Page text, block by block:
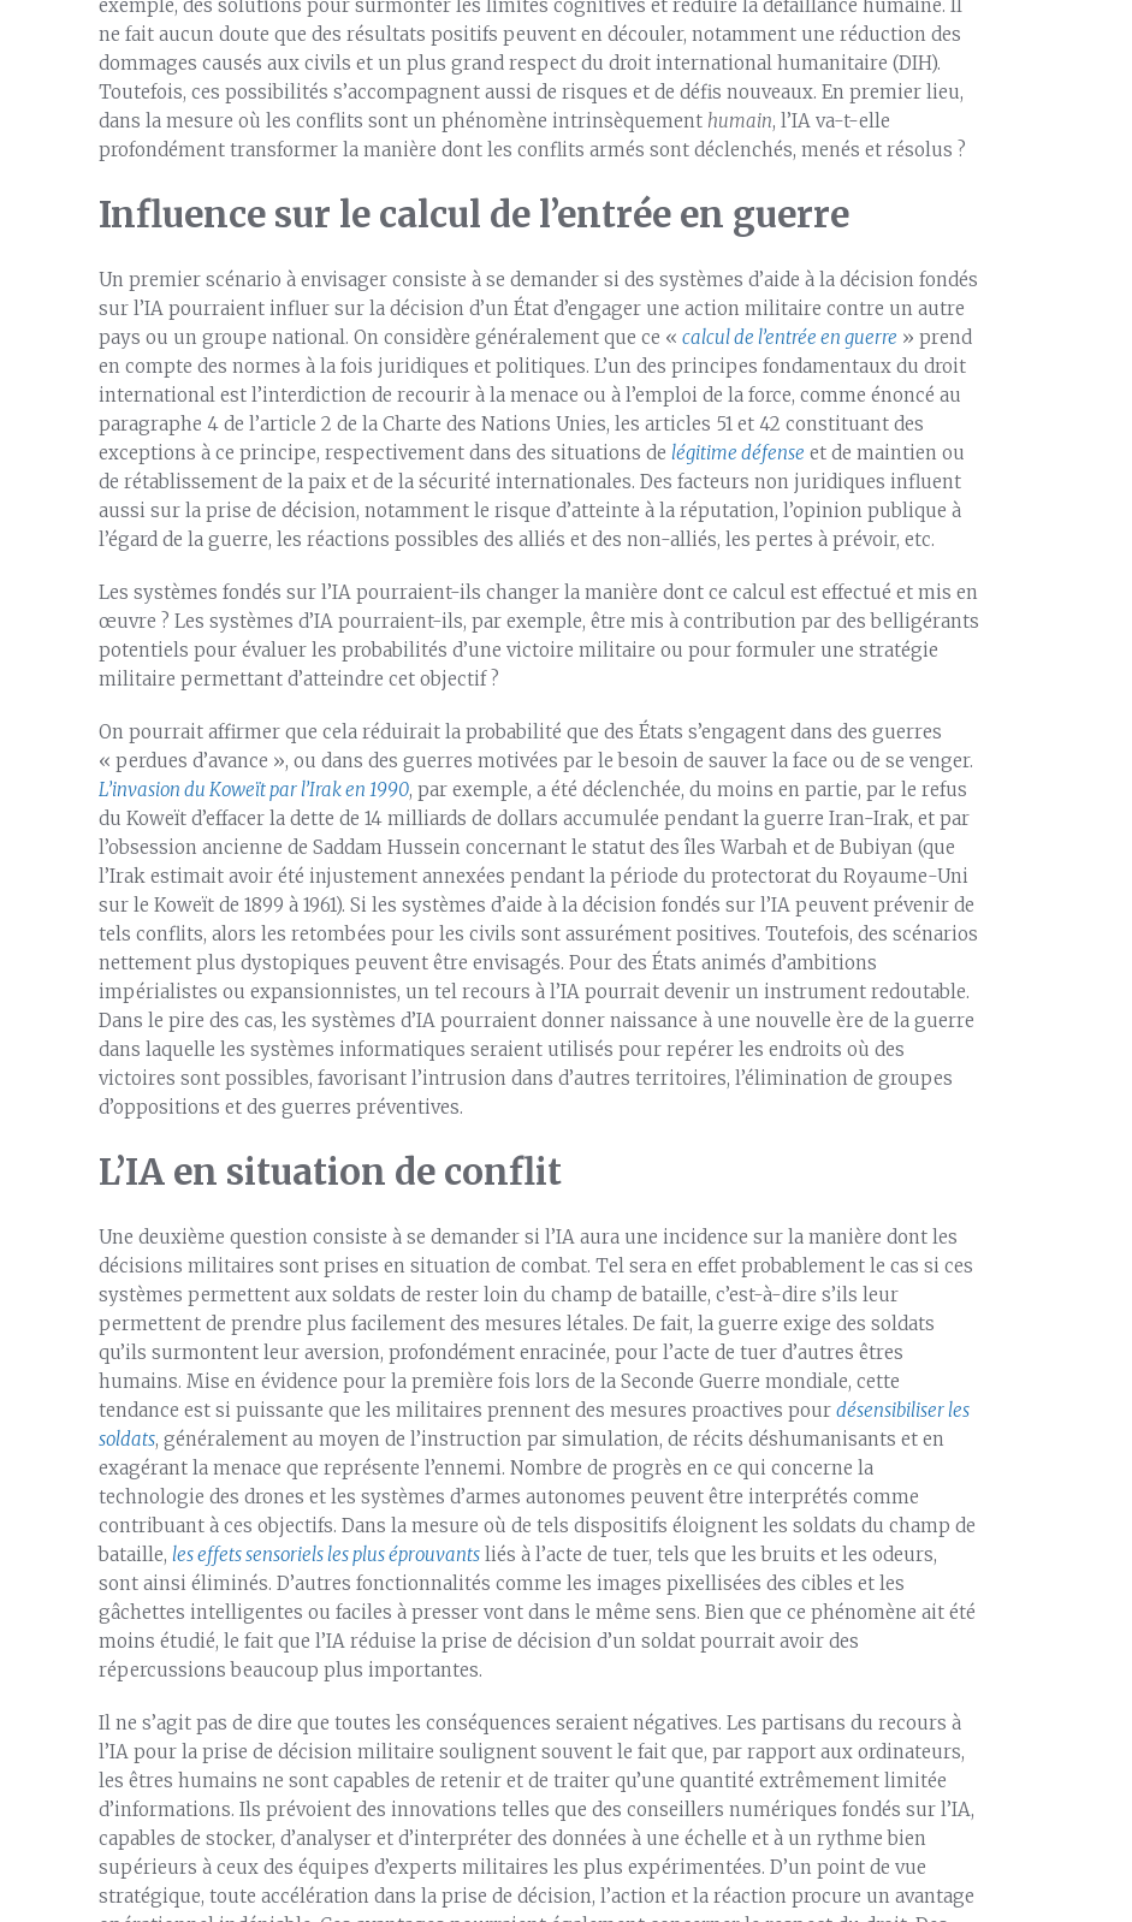
exemple, des solutions pour surmonter les limites cognitives et réduire la défaillance humaine. Il
ne fait aucun doute que des résultats positifs peuvent en découler, notamment une réduction des
dommages causés aux civils et un plus grand respect du droit international humanitaire (DIH).
Toutefois, ces possibilités s’accompagnent aussi de risques et de défis nouveaux. En premier lieu,
dans la mesure où les conflits sont un phénomène intrinsèquement humain, l’IA va-t-elle
profondément transformer la manière dont les conflits armés sont déclenchés, menés et résolus ?
Influence sur le calcul de l’entrée en guerre
Un premier scénario à envisager consiste à se demander si des systèmes d’aide à la décision fondés
sur l’IA pourraient influer sur la décision d’un État d’engager une action militaire contre un autre
pays ou un groupe national. On considère généralement que ce « calcul de l’entrée en guerre » prend
en compte des normes à la fois juridiques et politiques. L’un des principes fondamentaux du droit
international est l’interdiction de recourir à la menace ou à l’emploi de la force, comme énoncé au
paragraphe 4 de l’article 2 de la Charte des Nations Unies, les articles 51 et 42 constituant des
exceptions à ce principe, respectivement dans des situations de légitime défense et de maintien ou
de rétablissement de la paix et de la sécurité internationales. Des facteurs non juridiques influent
aussi sur la prise de décision, notamment le risque d’atteinte à la réputation, l’opinion publique à
l’égard de la guerre, les réactions possibles des alliés et des non-alliés, les pertes à prévoir, etc.
Les systèmes fondés sur l’IA pourraient-ils changer la manière dont ce calcul est effectué et mis en
œuvre ? Les systèmes d’IA pourraient-ils, par exemple, être mis à contribution par des belligérants
potentiels pour évaluer les probabilités d’une victoire militaire ou pour formuler une stratégie
militaire permettant d’atteindre cet objectif ?
On pourrait affirmer que cela réduirait la probabilité que des États s’engagent dans des guerres
« perdues d’avance », ou dans des guerres motivées par le besoin de sauver la face ou de se venger.
L’invasion du Koweït par l’Irak en 1990, par exemple, a été déclenchée, du moins en partie, par le refus
du Koweït d’effacer la dette de 14 milliards de dollars accumulée pendant la guerre Iran-Irak, et par
l’obsession ancienne de Saddam Hussein concernant le statut des îles Warbah et de Bubiyan (que
l’Irak estimait avoir été injustement annexées pendant la période du protectorat du Royaume-Uni
sur le Koweït de 1899 à 1961). Si les systèmes d’aide à la décision fondés sur l’IA peuvent prévenir de
tels conflits, alors les retombées pour les civils sont assurément positives. Toutefois, des scénarios
nettement plus dystopiques peuvent être envisagés. Pour des États animés d’ambitions
impérialistes ou expansionnistes, un tel recours à l’IA pourrait devenir un instrument redoutable.
Dans le pire des cas, les systèmes d’IA pourraient donner naissance à une nouvelle ère de la guerre
dans laquelle les systèmes informatiques seraient utilisés pour repérer les endroits où des
victoires sont possibles, favorisant l’intrusion dans d’autres territoires, l’élimination de groupes
d’oppositions et des guerres préventives.
L’IA en situation de conflit
Une deuxième question consiste à se demander si l’IA aura une incidence sur la manière dont les
décisions militaires sont prises en situation de combat. Tel sera en effet probablement le cas si ces
systèmes permettent aux soldats de rester loin du champ de bataille, c’est-à-dire s’ils leur
permettent de prendre plus facilement des mesures létales. De fait, la guerre exige des soldats
qu’ils surmontent leur aversion, profondément enracinée, pour l’acte de tuer d’autres êtres
humains. Mise en évidence pour la première fois lors de la Seconde Guerre mondiale, cette
tendance est si puissante que les militaires prennent des mesures proactives pour désensibiliser les
soldats, généralement au moyen de l’instruction par simulation, de récits déshumanisants et en
exagérant la menace que représente l’ennemi. Nombre de progrès en ce qui concerne la
technologie des drones et les systèmes d’armes autonomes peuvent être interprétés comme
contribuant à ces objectifs. Dans la mesure où de tels dispositifs éloignent les soldats du champ de
bataille, les effets sensoriels les plus éprouvants liés à l’acte de tuer, tels que les bruits et les odeurs,
sont ainsi éliminés. D’autres fonctionnalités comme les images pixellisées des cibles et les
gâchettes intelligentes ou faciles à presser vont dans le même sens. Bien que ce phénomène ait été
moins étudié, le fait que l’IA réduise la prise de décision d’un soldat pourrait avoir des
répercussions beaucoup plus importantes.
Il ne s’agit pas de dire que toutes les conséquences seraient négatives. Les partisans du recours à
l’IA pour la prise de décision militaire soulignent souvent le fait que, par rapport aux ordinateurs,
les êtres humains ne sont capables de retenir et de traiter qu’une quantité extrêmement limitée
d’informations. Ils prévoient des innovations telles que des conseillers numériques fondés sur l’IA,
capables de stocker, d’analyser et d’interpréter des données à une échelle et à un rythme bien
supérieurs à ceux des équipes d’experts militaires les plus expérimentées. D’un point de vue
stratégique, toute accélération dans la prise de décision, l’action et la réaction procure un avantage